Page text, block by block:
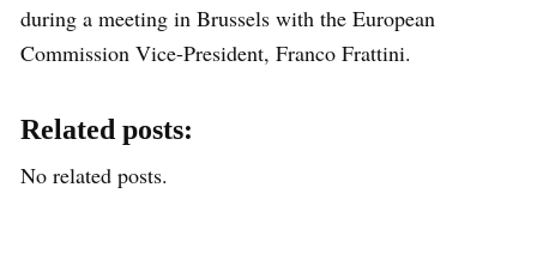
during a meeting in Brussels with the European
Commission Vice-President, Franco Frattini.
Related posts:
No related posts.